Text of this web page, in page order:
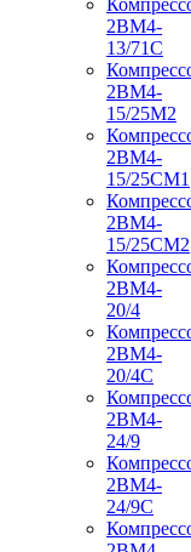
2ВМ4-
13/71С
2ВМ4-
15/25М2
2ВМ4-
15/25СМ1
2ВМ4-
15/25СМ2
2ВМ4-
20/4
2ВМ4-
20/4С
2ВМ4-
24/9
2ВМ4-
24/9С